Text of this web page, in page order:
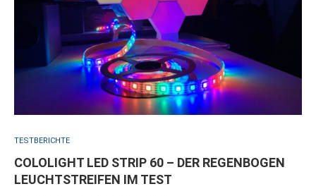
TESTBERICHTE
COLOLIGHT LED STRIP 60 – DER REGENBOGEN
LEUCHTSTREIFEN IM TEST